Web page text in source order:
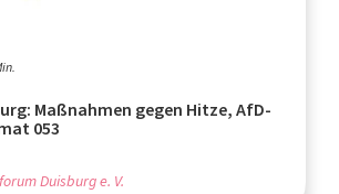
Maßnahmen gegen Hitze, AfD-
053
Duisburg e. V.